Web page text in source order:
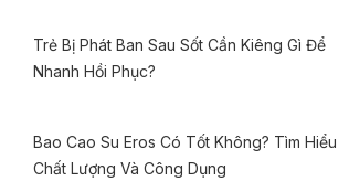
Trẻ Bị Phát Ban Sau Sốt Cần Kiêng Gì Để
Nhanh Hồi Phục?
Bao Cao Su Eros Có Tốt Không? Tìm Hiểu
Chất Lượng Và Công Dụng